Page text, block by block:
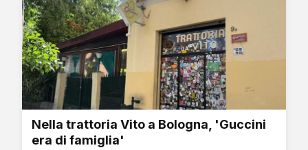
Nella trattoria Vito a Bologna, 'Guccini
era di famiglia'